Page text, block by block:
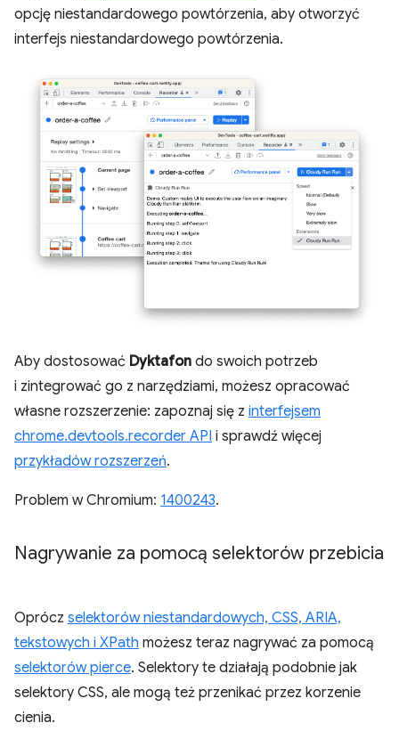
opcję niestandardowego powtórzenia, aby otworzyć
interfejs niestandardowego powtórzenia.
Aby dostosować Dyktafon do swoich potrzeb
i zintegrować go z narzędziami, możesz opracować
własne rozszerzenie: zapoznaj się z interfejsem
chrome.devtools.recorder API i sprawdź więcej
przykładów rozszerzeń.
Problem w Chromium: 1400243.
Nagrywanie za pomocą selektorów przebicia
Oprócz selektorów niestandardowych, CSS, ARIA,
tekstowych i XPath możesz teraz nagrywać za pomocą
selektorów pierce. Selektory te działają podobnie jak
selektory CSS, ale mogą też przenikać przez korzenie
cienia.